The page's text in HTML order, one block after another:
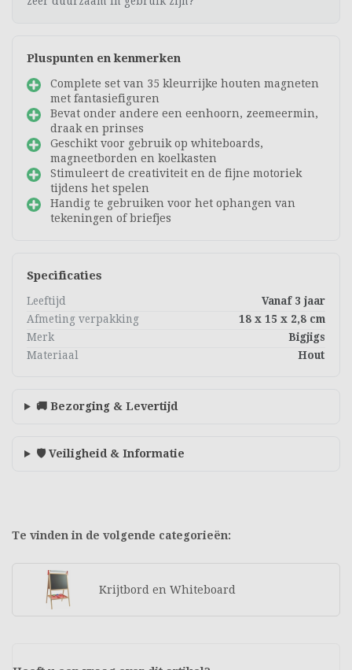
Pluspunten en kenmerken
Complete set van 35 kleurrijke houten magneten
met fantasiefiguren
Bevat onder andere een eenhoorn, zeemeermin,
draak en prinses
Geschikt voor gebruik op whiteboards,
magneetborden en koelkasten
Stimuleert de creativiteit en de fijne motoriek
tijdens het spelen
Handig te gebruiken voor het ophangen van
tekeningen of briefjes
Specificaties
Leeftijd
Vanaf 3 jaar
Afmeting verpakking
18 x 15 x 2,8 cm
Merk
Bigjigs
Materiaal
Hout
🚚 Bezorging & Levertijd
🛡️ Veiligheid & Informatie
Te vinden in de volgende categorieën:
Krijtbord en Whiteboard